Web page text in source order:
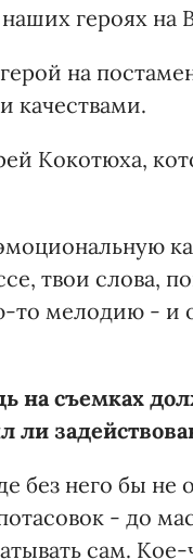
героях на
на
качествами.
Кокотюха,
твои слова,
мелодию - и
на съемках
без него бы не
- до
сам.